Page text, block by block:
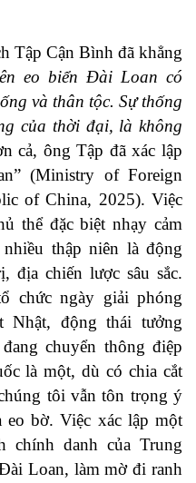
Tập Cận Bình đã khẳng
eo biển Đài Loan có
và thân tộc. Sự thống
của thời đại, là không
cả, ông Tập đã xác lập
(Ministry of Foreign
of China, 2025). Việc
thể đặc biệt nhạy cảm
thập niên là động
địa chiến lược sâu sắc.
chức ngày giải phóng
Nhật, động thái tưởng
chuyển thông điệp
là một, dù có chia cắt
tôi vẫn tôn trọng ý
eo bờ. Việc xác lập một
chính danh của Trung
Loan, làm mờ đi ranh